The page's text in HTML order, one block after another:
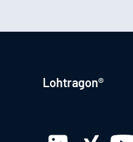
Lohtragon®